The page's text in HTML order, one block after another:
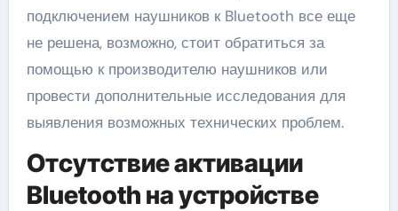
подключением наушников к Bluetooth все еще
не решена, возможно, стоит обратиться за
помощью к производителю наушников или
провести дополнительные исследования для
выявления возможных технических проблем.
Отсутствие активации
Bluetooth на устройстве